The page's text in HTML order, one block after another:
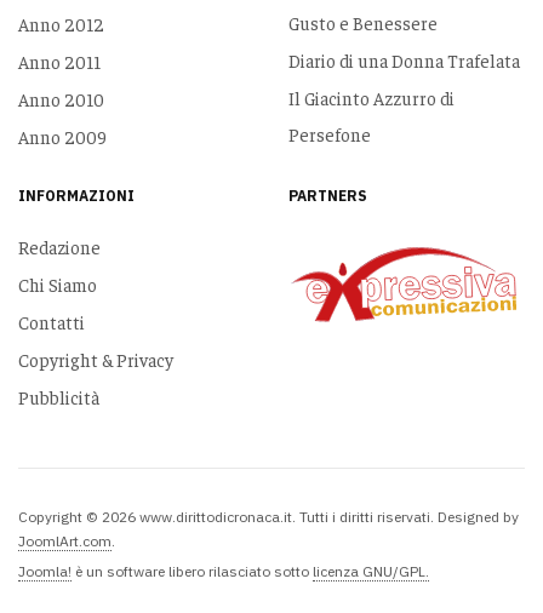
Anno 2012
Anno 2011
Anno 2010
Anno 2009
Gusto e Benessere
Diario di una Donna Trafelata
Il Giacinto Azzurro di
Persefone
INFORMAZIONI
Redazione
Chi Siamo
Contatti
Copyright & Privacy
Pubblicità
PARTNERS
Copyright © 2026 www.dirittodicronaca.it. Tutti i diritti riservati. Designed by
JoomlArt.com.
Joomla! è un software libero rilasciato sotto licenza GNU/GPL.